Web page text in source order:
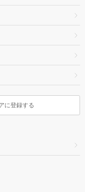
に登録する